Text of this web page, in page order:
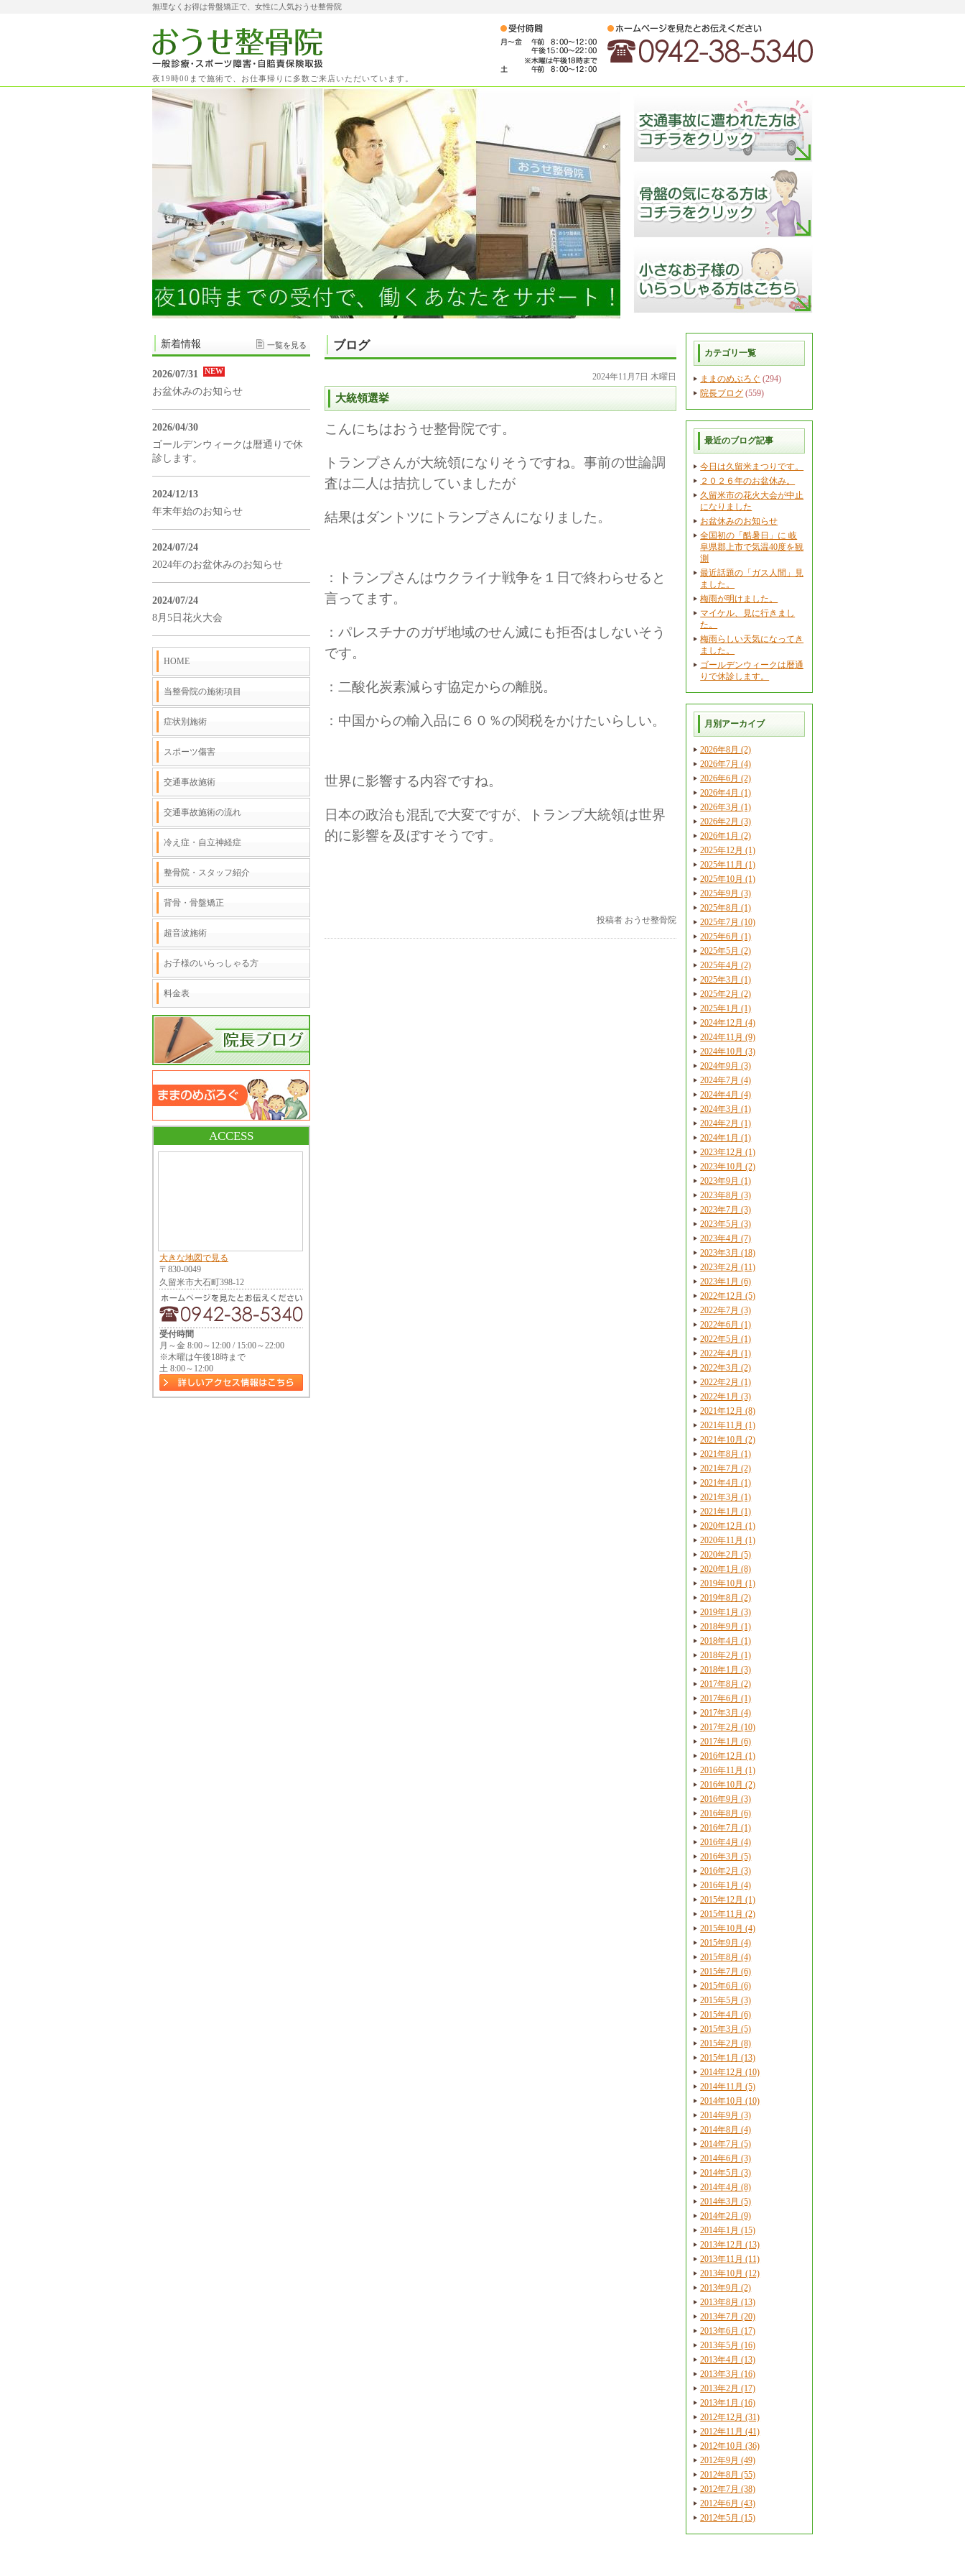
無理なくお得は骨盤矯正で、女性に人気おうせ整骨院
夜19時00まで施術で、お仕事帰りに多数ご来店いただいています。
ブログ
2024年11月7日 木曜日
大統領選挙
こんにちはおうせ整骨院です。
トランプさんが大統領になりそうですね。事前の世論調
査は二人は拮抗していましたが
結果はダントツにトランプさんになりました。
：トランプさんはウクライナ戦争を１日で終わらせると
言ってます。
：パレスチナのガザ地域のせん滅にも拒否はしないそう
です。
：二酸化炭素減らす協定からの離脱。
：中国からの輸入品に６０％の関税をかけたいらしい。
世界に影響する内容ですね。
日本の政治も混乱で大変ですが、トランプ大統領は世界
的に影響を及ぼすそうです。
投稿者 おうせ整骨院
カテゴリ一覧
ままのめぶろぐ (294)
院長ブログ (559)
最近のブログ記事
今日は久留米まつりです。
２０２６年のお盆休み。
久留米市の花火大会が中止
になりました
お盆休みのお知らせ
全国初の「酷暑日」に 岐
阜県郡上市で気温40度を観
測
最近話題の「ガス人間」見
ました。
梅雨が明けました。
マイケル、見に行きまし
た。
梅雨らしい天気になってき
ました。
ゴールデンウィークは暦通
りで休診します。
月別アーカイブ
2026年8月 (2)
2026年7月 (4)
2026年6月 (2)
2026年4月 (1)
2026年3月 (1)
2026年2月 (3)
2026年1月 (2)
2025年12月 (1)
2025年11月 (1)
2025年10月 (1)
2025年9月 (3)
2025年8月 (1)
2025年7月 (10)
2025年6月 (1)
2025年5月 (2)
2025年4月 (2)
2025年3月 (1)
2025年2月 (2)
2025年1月 (1)
2024年12月 (4)
2024年11月 (9)
2024年10月 (3)
2024年9月 (3)
2024年7月 (4)
2024年4月 (4)
2024年3月 (1)
2024年2月 (1)
2024年1月 (1)
2023年12月 (1)
2023年10月 (2)
2023年9月 (1)
2023年8月 (3)
2023年7月 (3)
2023年5月 (3)
2023年4月 (7)
2023年3月 (18)
2023年2月 (11)
2023年1月 (6)
2022年12月 (5)
2022年7月 (3)
2022年6月 (1)
2022年5月 (1)
2022年4月 (1)
2022年3月 (2)
2022年2月 (1)
2022年1月 (3)
2021年12月 (8)
2021年11月 (1)
2021年10月 (2)
2021年8月 (1)
2021年7月 (2)
2021年4月 (1)
2021年3月 (1)
2021年1月 (1)
2020年12月 (1)
2020年11月 (1)
2020年2月 (5)
2020年1月 (8)
2019年10月 (1)
2019年8月 (2)
2019年1月 (3)
2018年9月 (1)
2018年4月 (1)
2018年2月 (1)
2018年1月 (3)
2017年8月 (2)
2017年6月 (1)
2017年3月 (4)
2017年2月 (10)
2017年1月 (6)
2016年12月 (1)
2016年11月 (1)
2016年10月 (2)
2016年9月 (3)
2016年8月 (6)
2016年7月 (1)
2016年4月 (4)
2016年3月 (5)
2016年2月 (3)
2016年1月 (4)
2015年12月 (1)
2015年11月 (2)
2015年10月 (4)
2015年9月 (4)
2015年8月 (4)
2015年7月 (6)
2015年6月 (6)
2015年5月 (3)
2015年4月 (6)
2015年3月 (5)
2015年2月 (8)
2015年1月 (13)
2014年12月 (10)
2014年11月 (5)
2014年10月 (10)
2014年9月 (3)
2014年8月 (4)
2014年7月 (5)
2014年6月 (3)
2014年5月 (3)
2014年4月 (8)
2014年3月 (5)
2014年2月 (9)
2014年1月 (15)
2013年12月 (13)
2013年11月 (11)
2013年10月 (12)
2013年9月 (2)
2013年8月 (13)
2013年7月 (20)
2013年6月 (17)
2013年5月 (16)
2013年4月 (13)
2013年3月 (16)
2013年2月 (17)
2013年1月 (16)
2012年12月 (31)
2012年11月 (41)
2012年10月 (36)
2012年9月 (49)
2012年8月 (55)
2012年7月 (38)
2012年6月 (43)
2012年5月 (15)
新着情報 一覧を見る
2026/07/31 NEW
お盆休みのお知らせ
2026/04/30
ゴールデンウィークは暦通りで休
診します。
2024/12/13
年末年始のお知らせ
2024/07/24
2024年のお盆休みのお知らせ
2024/07/24
8月5日花火大会
HOME
当整骨院の施術項目
症状別施術
スポーツ傷害
交通事故施術
交通事故施術の流れ
冷え症・自立神経症
整骨院・スタッフ紹介
背骨・骨盤矯正
超音波施術
お子様のいらっしゃる方
料金表
ACCESS
大きな地図で見る
〒830-0049
久留米市大石町398-12
受付時間
月～金 8:00～12:00 / 15:00～22:00
※木曜は午後18時まで
土 8:00～12:00